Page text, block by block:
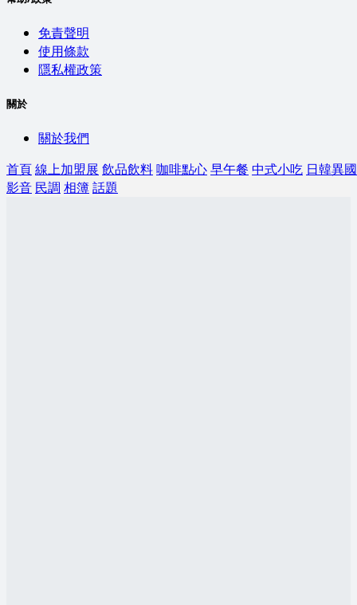
免責聲明
使用條款
隱私權政策
關於
關於我們
首頁線上加盟展 飲品飲料咖啡點心早午餐 中式小吃 日韓異國
影音 民調 相簿話題